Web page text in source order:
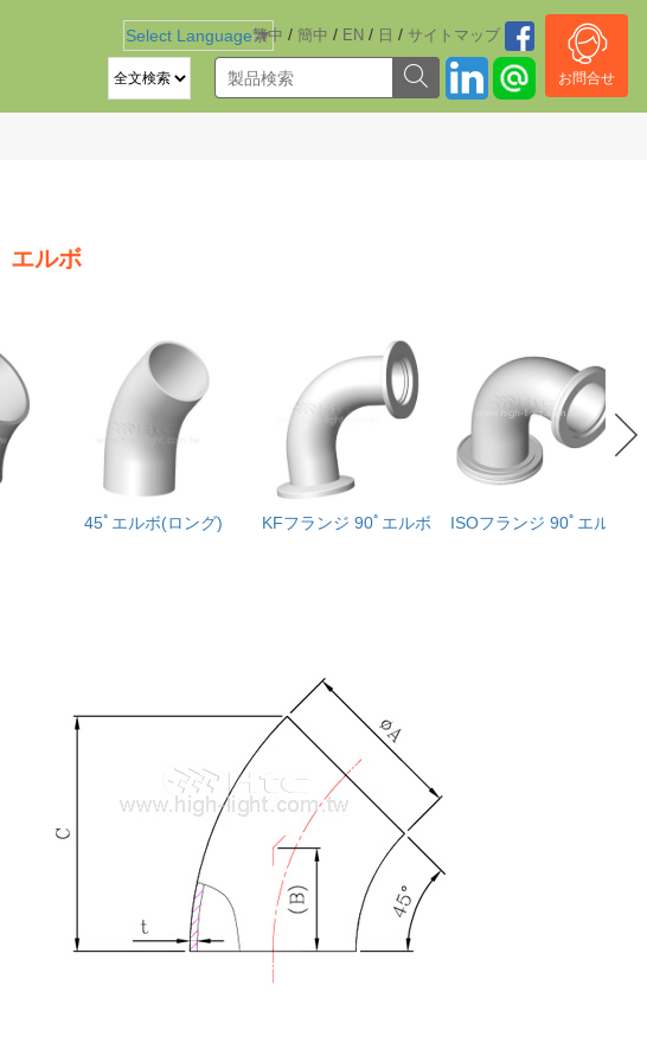
繁中 / 簡中 / EN / 日 / サイトマッブ
Select Language ▼
お問合せ
エルボ
45ﾟエルボ(ロング) KFフランジ 90ﾟエルボ ISOフランジ 90ﾟエルボ